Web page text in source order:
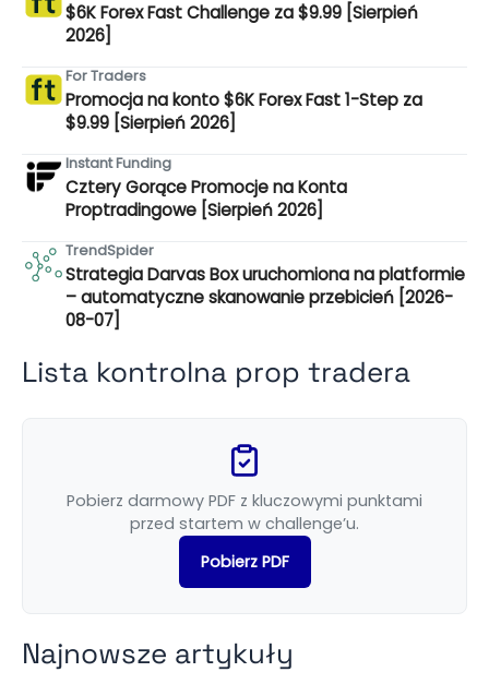
$6K Forex Fast Challenge za $9.99 [Sierpień
2026]
For Traders
Promocja na konto $6K Forex Fast 1-Step za
$9.99 [Sierpień 2026]
Instant Funding
Cztery Gorące Promocje na Konta
Proptradingowe [Sierpień 2026]
TrendSpider
Strategia Darvas Box uruchomiona na platformie
– automatyczne skanowanie przebicień [2026-
08-07]
Lista kontrolna prop tradera
Pobierz darmowy PDF z kluczowymi punktami
przed startem w challenge’u.
Pobierz PDF
Najnowsze artykuły